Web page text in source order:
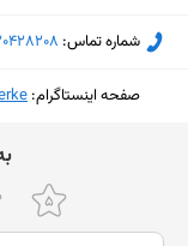
دوشنبه (امروز)
جمعه
شماره تماس:
صفحه اینستاگرام: